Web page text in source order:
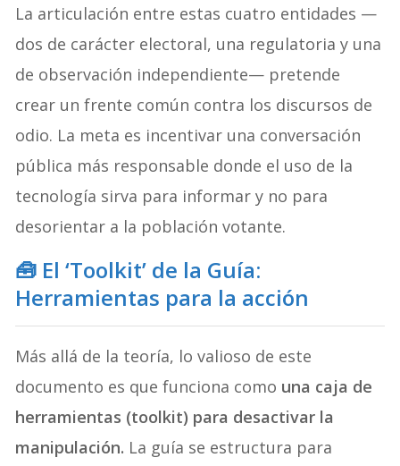
La articulación entre estas cuatro entidades —
dos de carácter electoral, una regulatoria y una
de observación independiente— pretende
crear un frente común contra los discursos de
odio. La meta es incentivar una conversación
pública más responsable donde el uso de la
tecnología sirva para informar y no para
desorientar a la población votante.
🧰 El ‘Toolkit’ de la Guía:
Herramientas para la acción
Más allá de la teoría, lo valioso de este
documento es que funciona como una caja de
herramientas (toolkit) para desactivar la
manipulación. La guía se estructura para